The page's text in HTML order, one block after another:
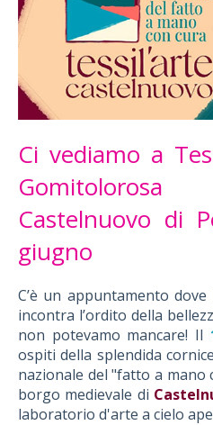
Ci vediamo a
Castelnuovo di
giugno
C’è un appuntamento
incontra l’ordito della
non potevamo mancare! Il
ospiti della splendida
nazionale del "fatto a mano
borgo medievale di
laboratorio d'arte a cielo